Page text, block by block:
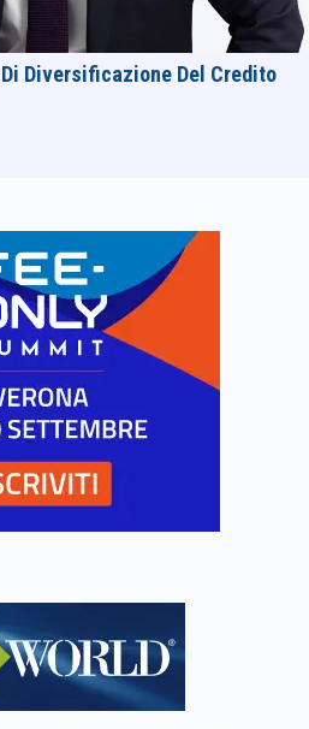
Diversificazione Del Credito